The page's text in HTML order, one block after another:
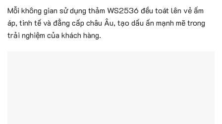
Mỗi không gian sử dụng thảm WS2536 đều toát lên vẻ ấm
áp, tinh tế và đẳng cấp châu Âu, tạo dấu ấn mạnh mẽ trong
trải nghiệm của khách hàng.